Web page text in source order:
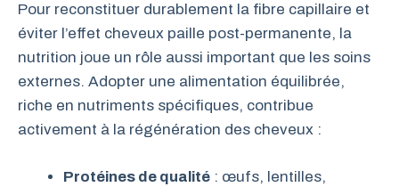
Pour reconstituer durablement la fibre capillaire et
éviter l’effet cheveux paille post-permanente, la
nutrition joue un rôle aussi important que les soins
externes. Adopter une alimentation équilibrée,
riche en nutriments spécifiques, contribue
activement à la régénération des cheveux :
Protéines de qualité : œufs, lentilles,